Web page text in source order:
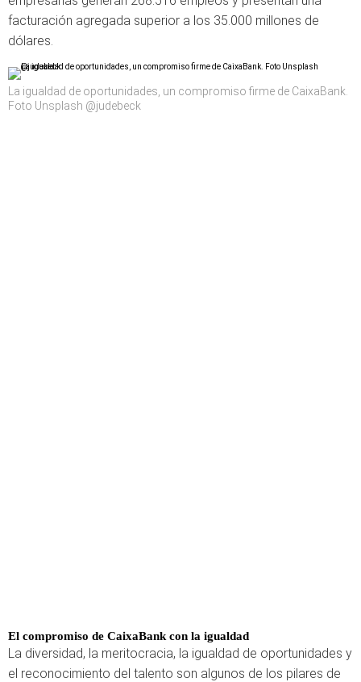
facturación agregada superior a los 35.000 millones de
dólares.
La igualdad de oportunidades, un compromiso firme de CaixaBank.
Foto Unsplash @judebeck
El compromiso de CaixaBank con la igualdad
La diversidad, la meritocracia, la igualdad de oportunidades y
el reconocimiento del talento son algunos de los pilares de